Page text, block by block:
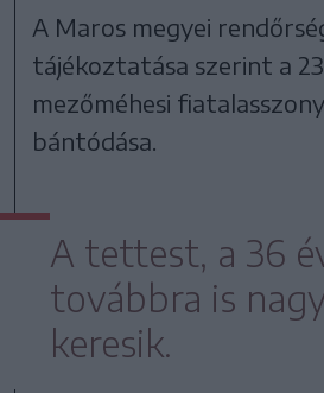
A Maros megyei
tájékoztatása szerint a
mezőméhesi
bántódása.
A tettest, a 36
továbbra is
keresik.